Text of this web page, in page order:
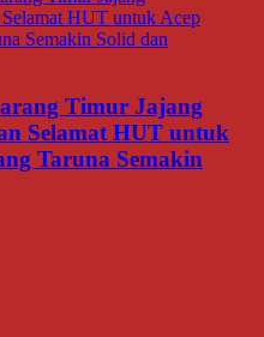
Timur Jajang
Selamat HUT untuk
Taruna Semakin